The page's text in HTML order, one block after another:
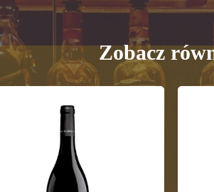
Zobacz